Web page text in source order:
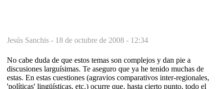
Jesús Sanchis - 18 de octubre de 2008 - 12:34
No cabe duda de que estos temas son complejos y dan pie a
discusiones larguísimas. Te aseguro que ya he tenido muchas de
estas. En estas cuestiones (agravios comparativos inter-regionales,
'políticas' lingüísticas, etc.) ocurre que, hasta cierto punto, todo el